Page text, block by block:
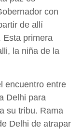
con
de allí
Esta primera
la niña de la
encuentro entre
Delhi para
su tribu. Rama
Delhi de atrapar